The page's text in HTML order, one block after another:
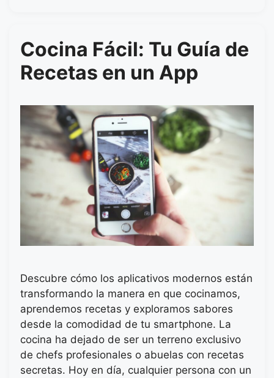
Cocina Fácil: Tu Guía de
Recetas en un App
Descubre cómo los aplicativos modernos están
transformando la manera en que cocinamos,
aprendemos recetas y exploramos sabores
desde la comodidad de tu smartphone. La
cocina ha dejado de ser un terreno exclusivo
de chefs profesionales o abuelas con recetas
secretas. Hoy en día, cualquier persona con un